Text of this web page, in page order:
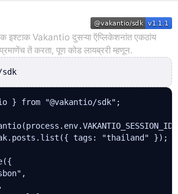
इश्टाक Vakantio दुसऱ्या ऍप्लिकेशनांत एकठांय
तें करता, पूण कोड लायब्ररी म्हणून.
} from "@vakantio/sdk";
tags: "thailand" });